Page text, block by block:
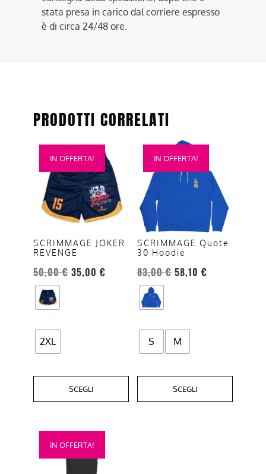
stata presa in carico dal corriere espresso
è di circa 24/48 ore.
PRODOTTI CORRELATI
IN OFFERTA!
SCRIMMAGE JOKER
REVENGE
50,00€ 35,00 €
2XL
SCEGLI
Questo
prodotto
più
varianti.
opzioni
possono
essere
scelte
nella
del
prodotto
IN OFFERTA!
SCRIMMAGE Quote
30 Hoodie
83,00€ 58,10 €
S M
SCEGLI
Questo
prodotto
più
varianti.
Le
opzioni
possono
essere
scelte
nella
del
prodotto
IN OFFERTA!
Questo
prodotto